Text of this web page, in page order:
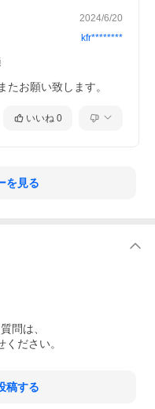
2024/6/20
kfr********
お願い致します。
いいね 0
を見る
問は、
ださい。
稿する